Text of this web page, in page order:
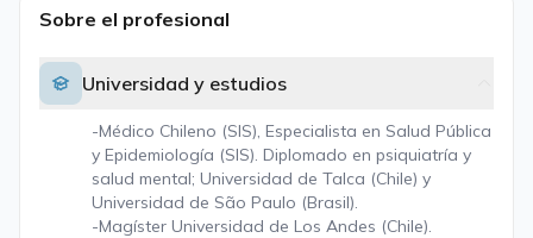
Sobre el profesional
Universidad y estudios
-Médico Chileno (SIS), Especialista en Salud Pública
y Epidemiología (SIS). Diplomado en psiquiatría y
salud mental; Universidad de Talca (Chile) y
Universidad de São Paulo (Brasil).
-Magíster Universidad de Los Andes (Chile).